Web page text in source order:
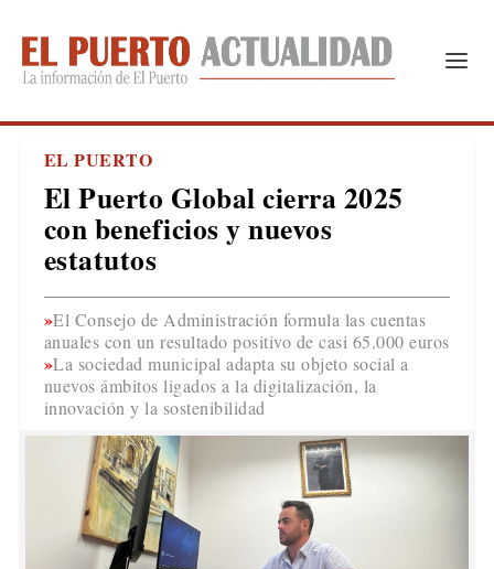
EL PUERTO
El Puerto Global cierra 2025
con beneficios y nuevos
estatutos
El Consejo de Administración formula las cuentas
anuales con un resultado positivo de casi 65.000 euros
La sociedad municipal adapta su objeto social a
nuevos ámbitos ligados a la digitalización, la
innovación y la sostenibilidad